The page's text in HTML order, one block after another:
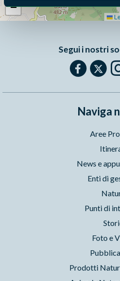
−
Segui i nostri
Naviga
Aree
News e
Enti di
Punti di
Foto e
Prodotti